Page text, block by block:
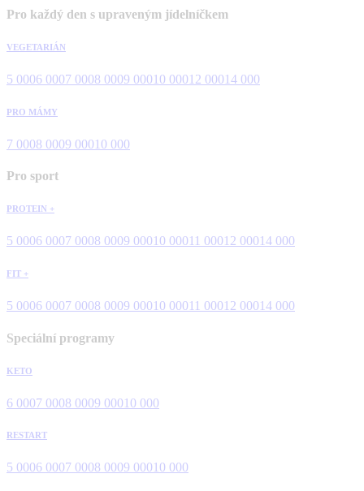
Pro každý den s upraveným jídelníčkem
VEGETARIÁN
5 0006 0007 0008 0009 00010 00012 00014 000
PRO MÁMY
7 0008 0009 00010 000
Pro sport
PROTEIN +
5 0006 0007 0008 0009 00010 00011 00012 00014 000
FIT +
5 0006 0007 0008 0009 00010 00011 00012 00014 000
Speciální programy
KETO
6 0007 0008 0009 00010 000
RESTART
5 0006 0007 0008 0009 00010 000